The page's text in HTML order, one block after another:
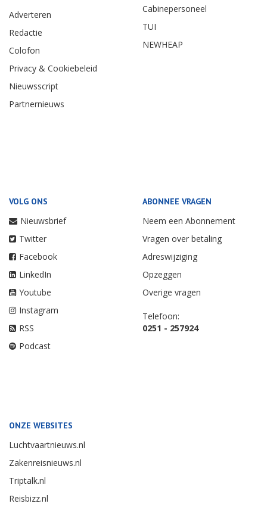
Adverteren
Redactie
Colofon
Privacy & Cookiebeleid
Nieuwsscript
Partnernieuws
Cabinepersoneel
TUI
NEWHEAP
VOLG ONS
Nieuwsbrief
Twitter
Facebook
LinkedIn
Youtube
Instagram
RSS
Podcast
ABONNEE VRAGEN
Neem een Abonnement
Vragen over betaling
Adreswijziging
Opzeggen
Overige vragen
Telefoon:
0251 - 257924
ONZE WEBSITES
Luchtvaartnieuws.nl
Zakenreisnieuws.nl
Triptalk.nl
Reisbizz.nl